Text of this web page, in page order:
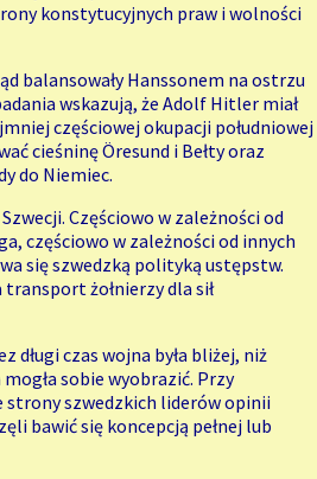
konstytucyjnych praw i wolności
balansowały Hanssonem na ostrzu
wskazują, że Adolf Hitler miał
częściowej okupacji południowej
cieśninę Öresund i Bełty oraz
do Niemiec.
Częściowo w zależności od
częściowo w zależności od innych
się szwedzką polityką ustępstw.
transport żołnierzy dla sił
długi czas wojna była bliżej, niż
sobie wyobrazić. Przy
strony szwedzkich liderów opinii
bawić się koncepcją pełnej lub